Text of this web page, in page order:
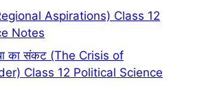
(Regional Aspirations) Class 12
Notes
का संकट (The Crisis of
Class 12 Political Science